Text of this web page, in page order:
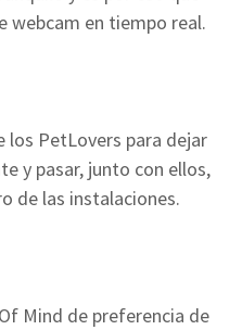
webcam en tiempo real.
los PetLovers para dejar
y pasar, junto con ellos,
de las instalaciones.
Mind de preferencia de